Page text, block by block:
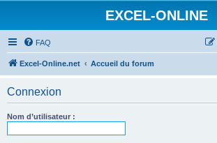
EXCEL-ONLINE
FAQ
Excel-Online.net Accueil du forum
Connexion
Nom d’utilisateur :